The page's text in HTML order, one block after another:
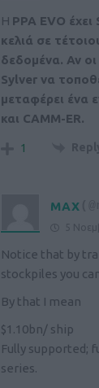
Η PPA EVO
κελιά σε
δεδομένα. Αν
Sylver να
μεταφέρει ένα
και CAMM-ER.
1
MAX
5
Notice that by
stockpiles you
By that I mean
$1.10bn/ ship
Fully supported;
series.